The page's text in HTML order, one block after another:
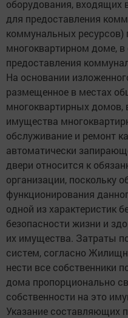
оборудования, входящих
для предоставления
коммунальных
многоквартирном доме,
предоставления
На основании
размещенное в местах
многоквартирных домов,
имущества
обслуживание и ремонт
автоматически
двери относится к
организации, поскольку
функционирования
одной из характеристик
безопасности жизни и
их имущества. Затраты
систем, согласно
нести все собственники
дома пропорционально
собственности на это
Указание составляющих